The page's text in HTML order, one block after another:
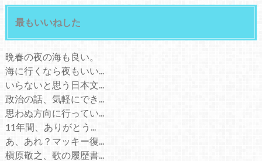
最もいいねした
晩春の夜の海も良い。
海に行くなら夜もいい...
いらないと思う日本文...
政治の話、気軽にでき...
思わぬ方向に行ってい...
11年間、ありがとう...
あ、あれ？マッキー復...
槇原敬之、歌の履歴書...